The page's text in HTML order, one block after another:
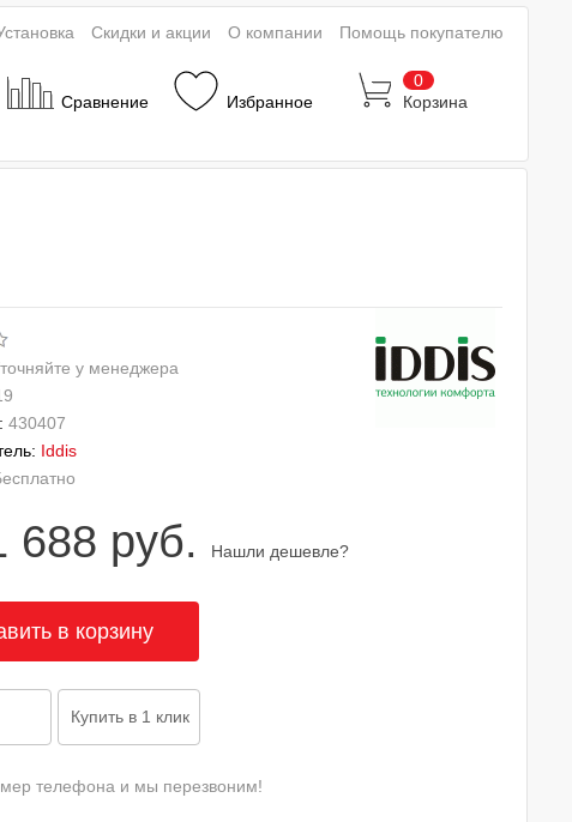
Сравнение Избранное
0
Корзина
Скидки и акции О компании Помощь покупателю
у менеджера
430407
Iddis
688 руб. Нашли дешевле?
телефона и мы перезвоним!